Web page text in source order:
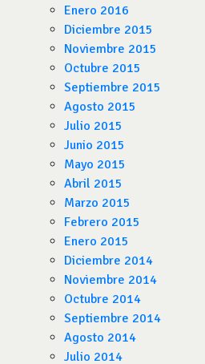
Enero 2016
Diciembre 2015
Noviembre 2015
Octubre 2015
Septiembre 2015
Agosto 2015
Julio 2015
Junio 2015
Mayo 2015
Abril 2015
Marzo 2015
Febrero 2015
Enero 2015
Diciembre 2014
Noviembre 2014
Octubre 2014
Septiembre 2014
Agosto 2014
Julio 2014